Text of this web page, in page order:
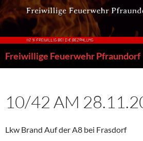
Zum
Inhalt
springen
Freiwillige Feuerwehr Pfraundorf
10/42 AM
Lkw Brand Auf der A8 bei Frasdorf